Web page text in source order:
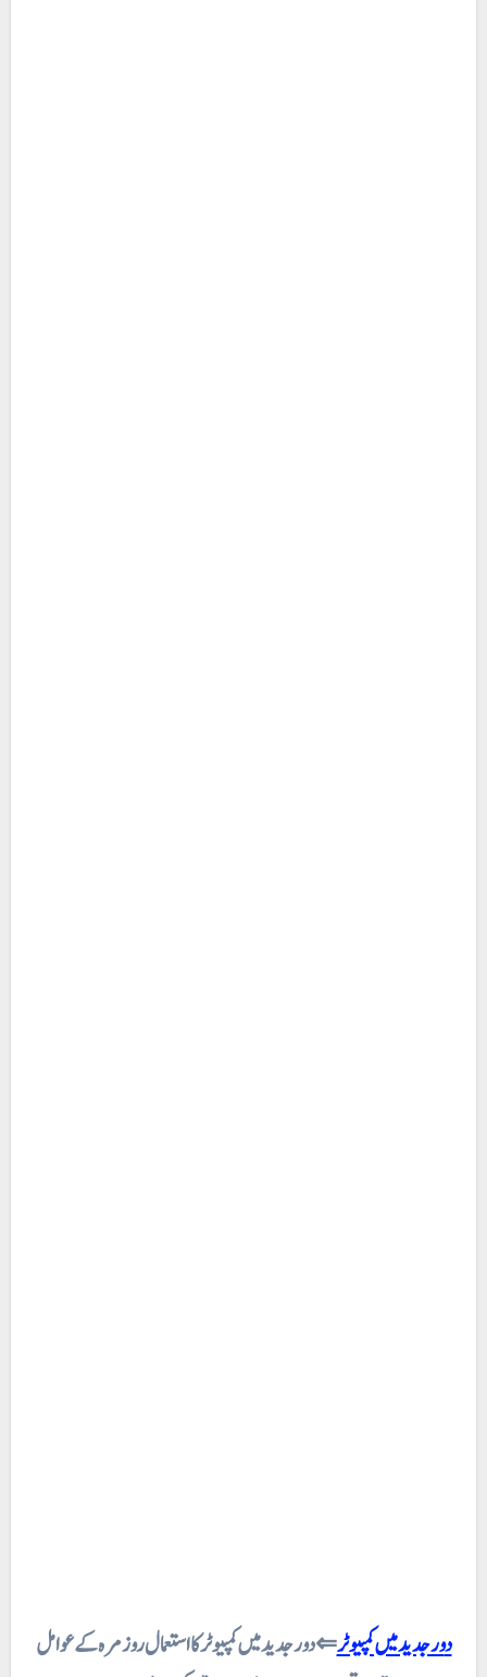
دور جدید میں کمپیوٹر⇐ دور جدید میں کمپیوٹر کا استعمال روز مرہ کے عوامل